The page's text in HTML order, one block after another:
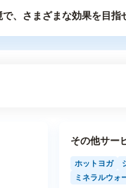
、さまざまな効果を目指
その他サー
ホットヨガ
ミネラルウォ